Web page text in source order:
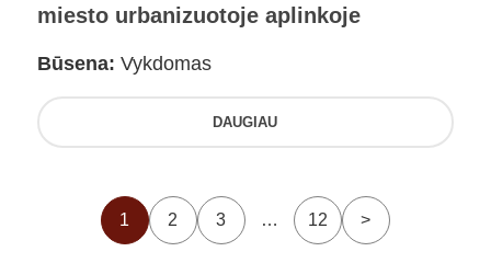
miesto urbanizuotoje aplinkoje
Būsena: Vykdomas
DAUGIAU
1 2 3 … 12 >